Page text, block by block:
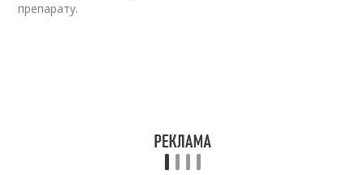
препарату.